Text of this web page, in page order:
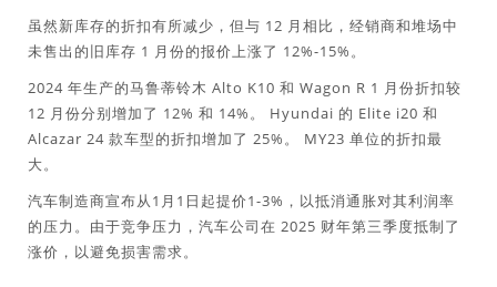
虽然新库存的折扣有所减少，但与 12 月相比，经销商和堆场中
未售出的旧库存 1 月份的报价上涨了 12%-15%。
2024 年生产的马鲁蒂铃木 Alto K10 和 Wagon R 1 月份折扣较
12 月份分别增加了 12% 和 14%。 Hyundai 的 Elite i20 和
Alcazar 24 款车型的折扣增加了 25%。 MY23 单位的折扣最
大。
汽车制造商宣布从1月1日起提价1-3%，以抵消通胀对其利润率
的压力。由于竞争压力，汽车公司在 2025 财年第三季度抵制了
涨价，以避免损害需求。